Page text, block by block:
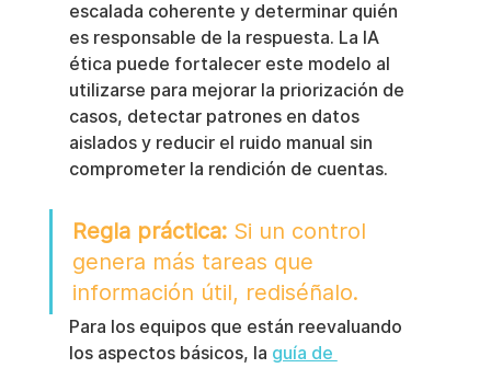
escalada coherente y determinar quién
es responsable de la respuesta. La IA
ética puede fortalecer este modelo al
utilizarse para mejorar la priorización de
casos, detectar patrones en datos
aislados y reducir el ruido manual sin
comprometer la rendición de cuentas.
Regla práctica: Si un control
genera más tareas que
información útil, rediséñalo.
Para los equipos que están reevaluando
los aspectos básicos, la guía de